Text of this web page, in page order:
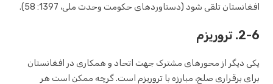
افغانستان تلقی شود (دستاوردهای حکومت وحدت ملی، 1397: 58).
2-6. تروریزم
یکی دیگر از محورهای مشترک جهت اتحاد و همکاری در افغانستان
برای برقراری صلح، مبارزه با تروریزم است. گرچه ممکن است هر